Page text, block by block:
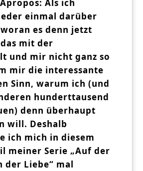
Als ich
einmal darüber
es denn jetzt
mit der
und mir nicht ganz so
mir die interessante
Sinn, warum ich (und
hunderttausend
denn überhaupt
will. Deshalb
ich mich in diesem
meiner Serie „Auf der
der Liebe“ mal